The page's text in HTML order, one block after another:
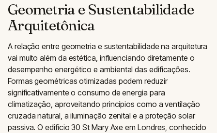
Geometria e Sustentabilidade
Arquitetônica
A relação entre geometria e sustentabilidade na arquitetura
vai muito além da estética, influenciando diretamente o
desempenho energético e ambiental das edificações.
Formas geométricas otimizadas podem reduzir
significativamente o consumo de energia para
climatização, aproveitando princípios como a ventilação
cruzada natural, a iluminação zenital e a proteção solar
passiva. O edifício 30 St Mary Axe em Londres, conhecido